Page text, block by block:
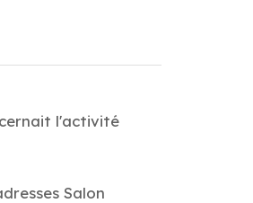
l'activité
Salon